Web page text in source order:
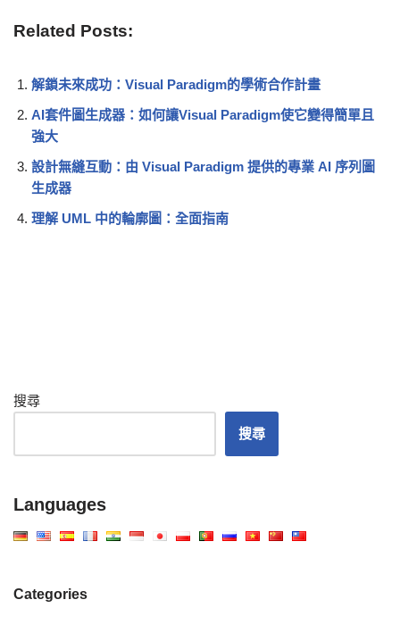
Related Posts:
解鎖未來成功：Visual Paradigm的學術合作計畫
AI套件圖生成器：如何讓Visual Paradigm使它變得簡單且
強大
設計無縫互動：由 Visual Paradigm 提供的專業 AI 序列圖
生成器
理解 UML 中的輪廓圖：全面指南
搜尋
搜尋
Languages
Categories